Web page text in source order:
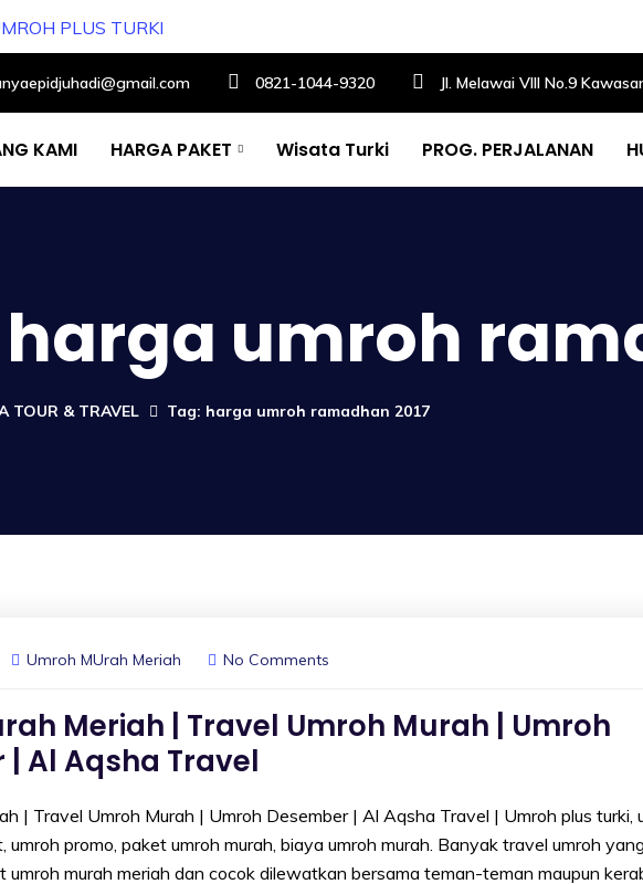
0821-1044-9320 Jl. Melawai VIII No.9
KAMI HARGA PAKET Wisata Turki PROG. PERJALANAN
harga umroh
TOUR & TRAVEL Tag: harga umroh ramadhan 2017
Umroh MUrah Meriah No Comments
Meriah | Travel Umroh Murah | Umroh
| Al Aqsha Travel
| Travel Umroh Murah | Umroh Desember | Al Aqsha Travel | Umroh plus turki,
umroh promo, paket umroh murah, biaya umroh murah. Banyak travel umroh yang
umroh murah meriah dan cocok dilewatkan bersama teman-teman maupun